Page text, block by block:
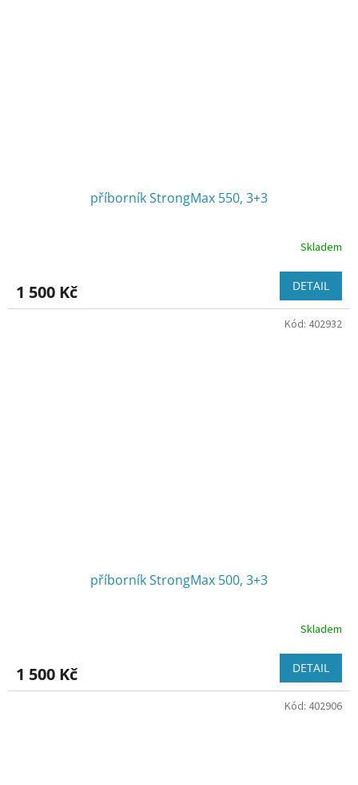
příborník StrongMax 550, 3+3
Skladem
1 500 Kč DETAIL
příborník StrongMax 500, 3+3
Skladem
1 500 Kč DETAIL
Kód: 402932
Kód: 402906